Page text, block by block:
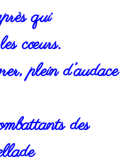
qui
cœurs.
plein d’audace
des